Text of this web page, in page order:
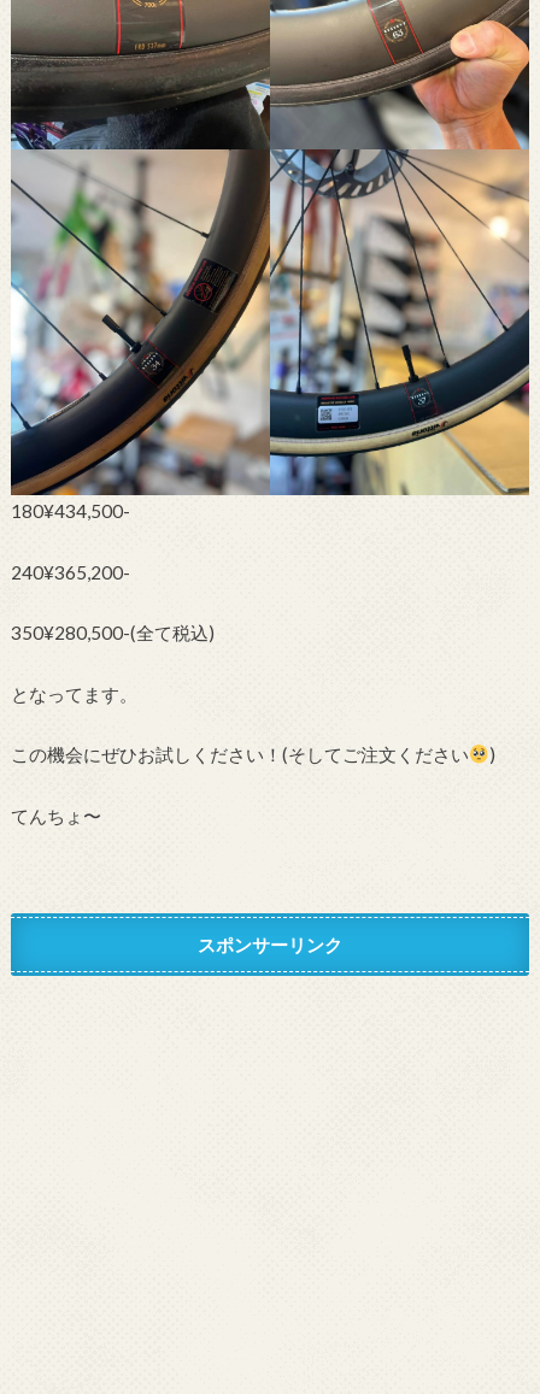
180¥434,500-
240¥365,200-
350¥280,500-(全て税込)
となってます。
この機会にぜひお試しください！(そしてご注文ください )
てんちょ〜
スポンサーリンク